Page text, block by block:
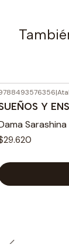
|
Y
Sarashina